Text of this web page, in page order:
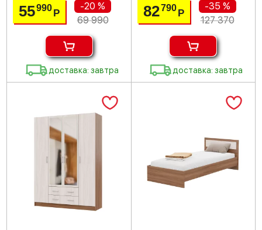
55990Р
-20 %
69 990
доставка: завтра
82790 Р
-35 %
127 370
доставка: завтра